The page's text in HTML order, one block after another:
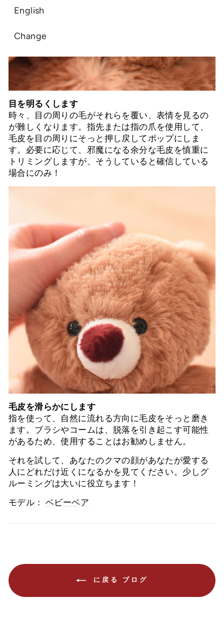
目を明るくします
時々、目の周りの毛がそれらを覆い、表情を見るの
が難しくなります。指先または指の爪を使用して、
毛皮を目の周りにそっと押し戻してポップにしま
す。必要に応じて、邪魔になる余分な毛皮を慎重に
トリミングしますが、そうしていると確信している
場合にのみ！
毛皮を滑らかにします
指を使って、自然に流れる方向に毛皮をそっと磨き
ます。ブラシやコームは、脱落を引き起こす可能性
があるため、使用することはお勧めしません。
それを試して、あなたのクマの顔があなたが愛する
人にどれだけ近くになるかを見てください。少しグ
ルーミングは大いに役立ちます！
モデル：ベビーベア
に戻る ブログ
English
Change